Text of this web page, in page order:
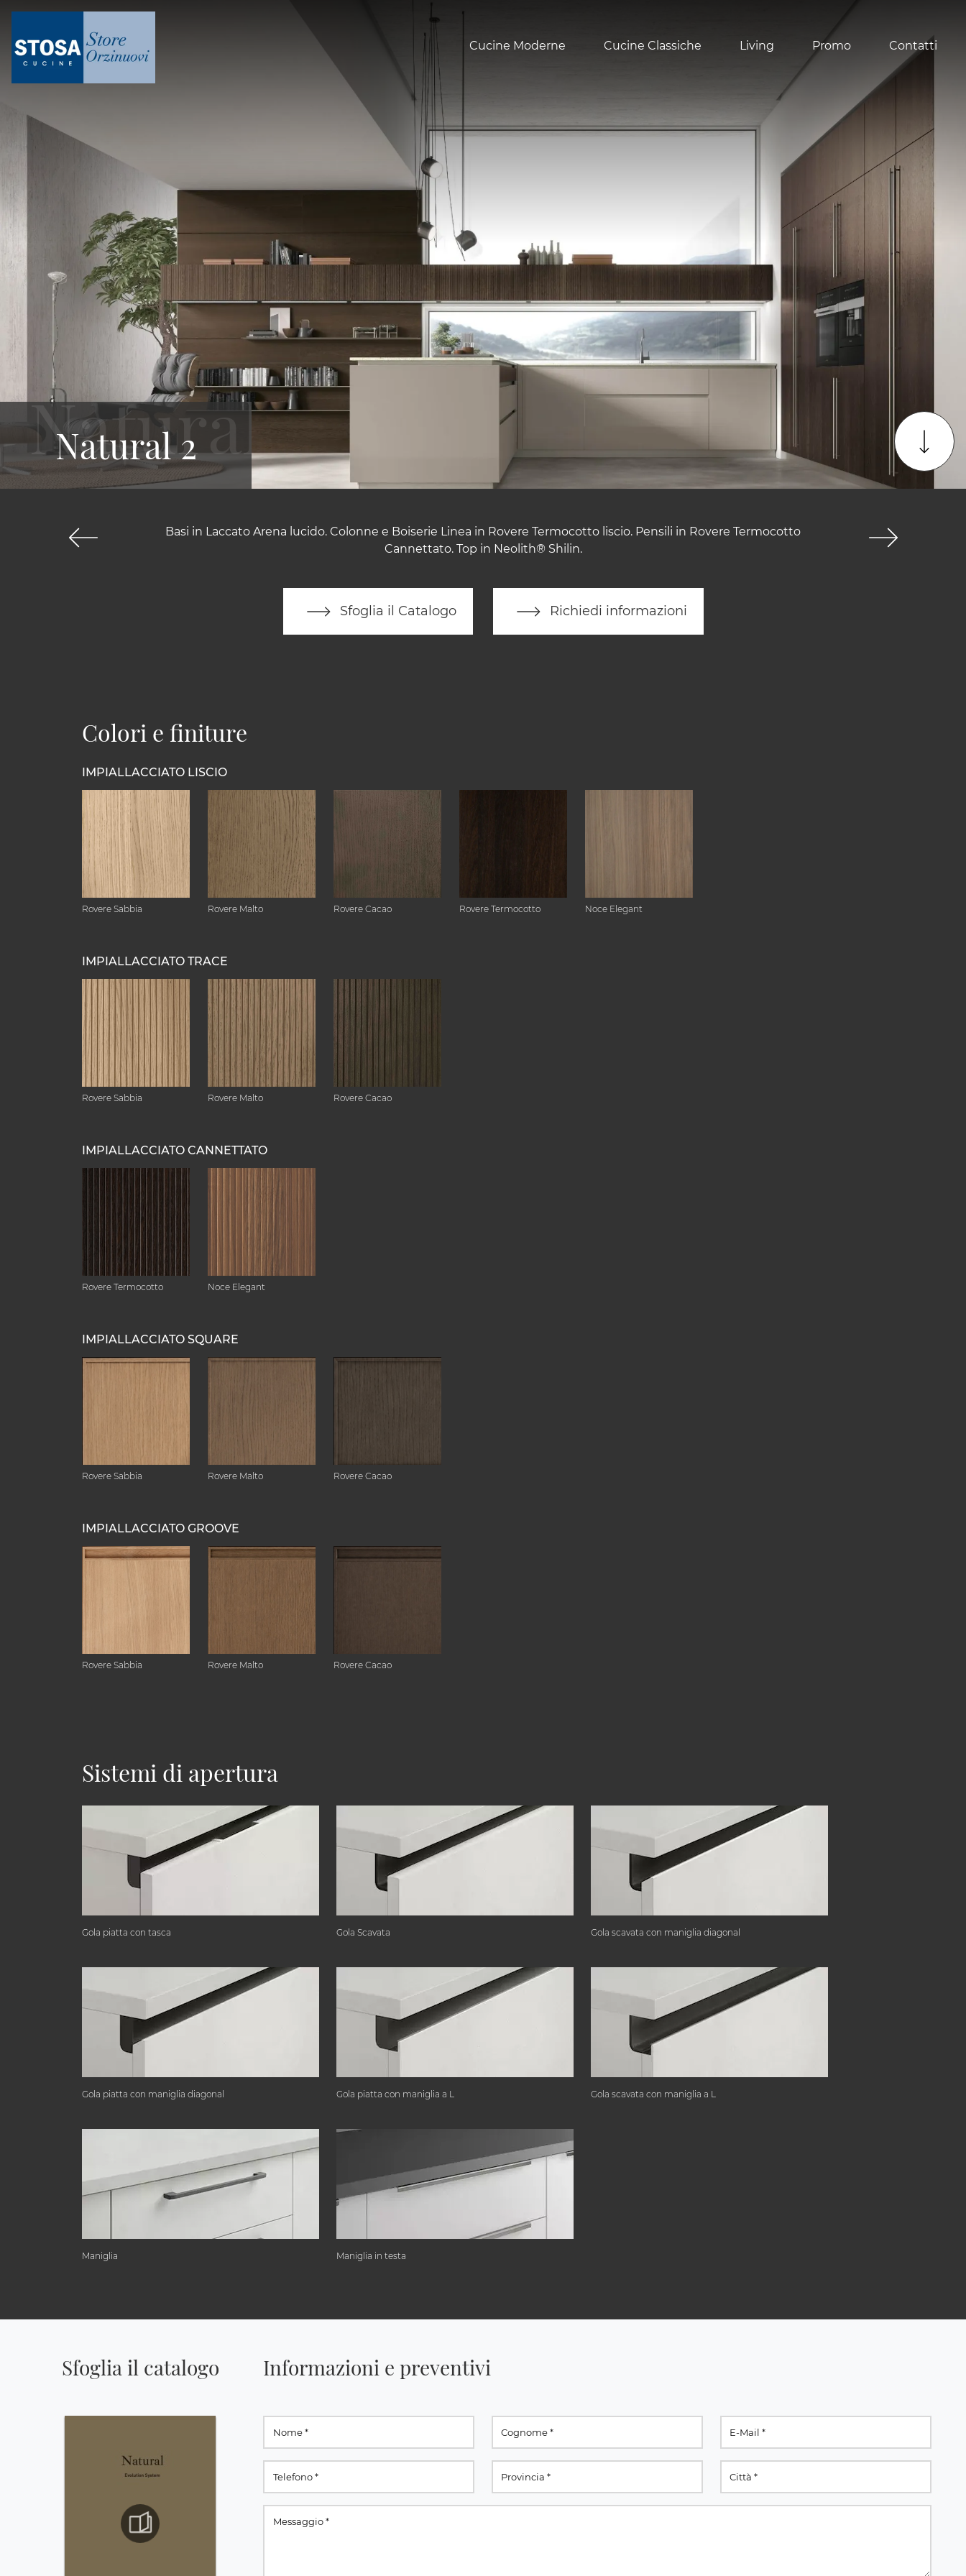
Cucine Moderne Cucine Classiche Living Promo Contatti
Basi in Laccato Arena lucido. Colonne e Boiserie Linea in Rovere Termocotto liscio. Pensili in Rovere Termocotto
Cannettato. Top in Neolith® Shilin.
Sfoglia il Catalogo Richiedi informazioni
Natural 2
Colori e finiture
IMPIALLACCIATO LISCIO
Rovere Sabbia Rovere Malto Rovere Cacao Rovere Termocotto Noce Elegant
IMPIALLACCIATO TRACE
Rovere Sabbia Rovere Malto Rovere Cacao
IMPIALLACCIATO CANNETTATO
Rovere Termocotto Noce Elegant
IMPIALLACCIATO SQUARE
Rovere Sabbia Rovere Malto Rovere Cacao
IMPIALLACCIATO GROOVE
Rovere Sabbia Rovere Malto Rovere Cacao
Sistemi di apertura
Gola piatta con tasca Gola Scavata Gola scavata con maniglia diagonal
Gola piatta con maniglia diagonal Gola piatta con maniglia a L Gola scavata con maniglia a L
Maniglia Maniglia in testa
Sfoglia il catalogo Informazioni e preventivi